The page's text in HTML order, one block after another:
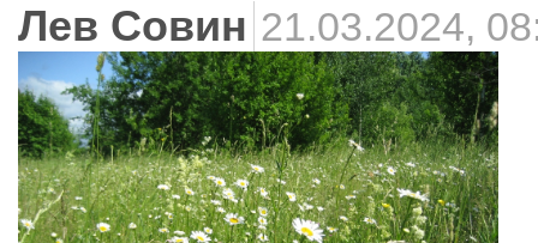
Лев Совин 21.03.2024,